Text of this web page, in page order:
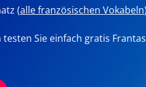
(alle französischen Vokabeln
Sie einfach gratis